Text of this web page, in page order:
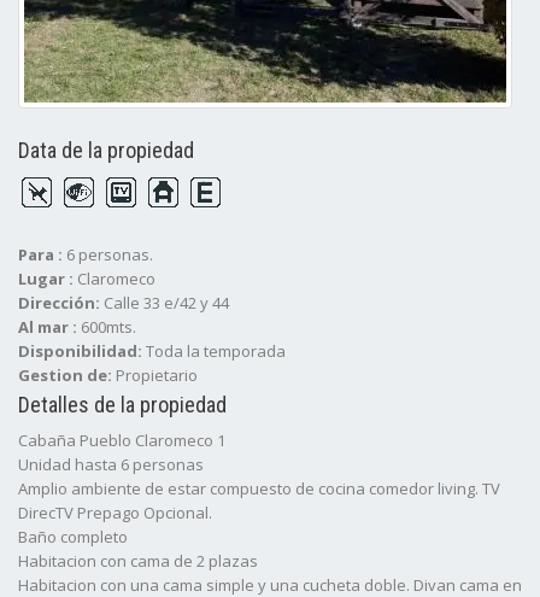
Data de la propiedad
Para : 6 personas.
Lugar : Claromeco
Dirección: Calle 33 e/42 y 44
Al mar : 600mts.
Disponibilidad: Toda la temporada
Gestion de: Propietario
Detalles de la propiedad
Cabaña Pueblo Claromeco 1
Unidad hasta 6 personas
Amplio ambiente de estar compuesto de cocina comedor living. TV
DirecTV Prepago Opcional.
Baño completo
Habitacion con cama de 2 plazas
Habitacion con una cama simple y una cucheta doble. Divan cama en